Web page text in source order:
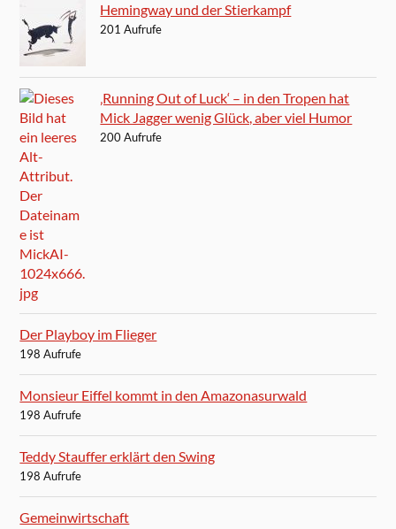
Hemingway und der Stierkampf
201 Aufrufe
‚Running Out of Luck‘ – in den Tropen hat
Mick Jagger wenig Glück, aber viel Humor
200 Aufrufe
Der Playboy im Flieger
198 Aufrufe
Monsieur Eiffel kommt in den Amazonasurwald
198 Aufrufe
Teddy Stauffer erklärt den Swing
198 Aufrufe
Gemeinwirtschaft